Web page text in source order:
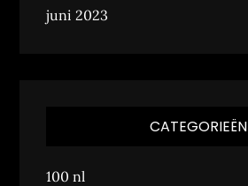
juni 2023
CATEGORIEËN
100 nl